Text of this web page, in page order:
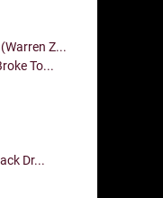
Z...
To...
Dr...